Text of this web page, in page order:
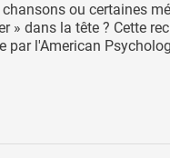
ou certaines
» dans la tête ? Cette
par l'American